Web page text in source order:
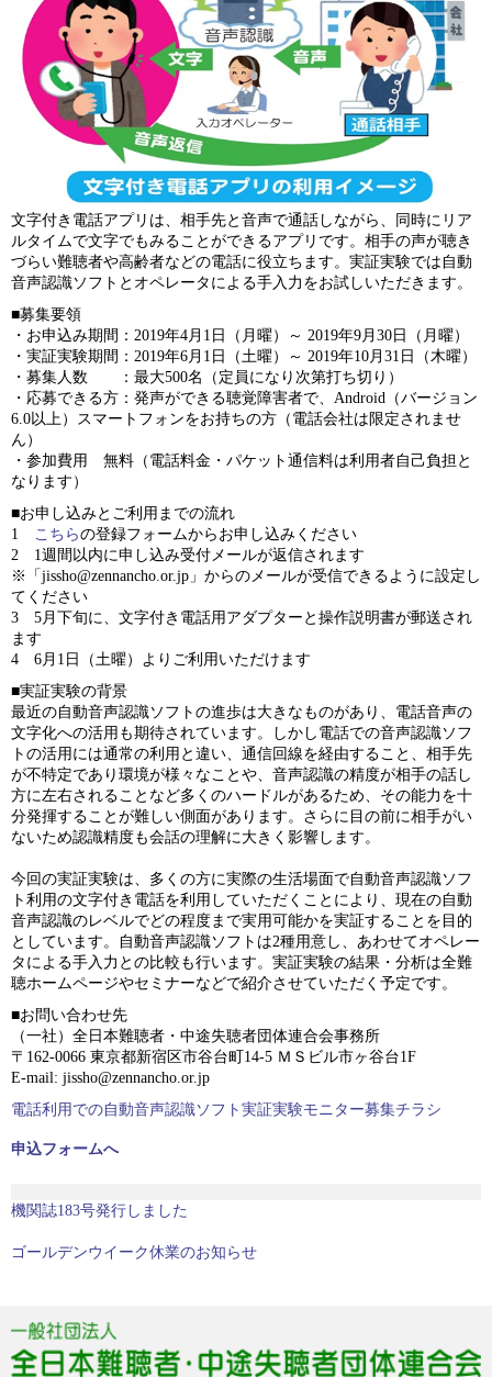
文字付き電話アプリは、相手先と音声で通話しながら、同時にリア
ルタイムで文字でもみることができるアプリです。相手の声が聴き
づらい難聴者や高齢者などの電話に役立ちます。実証実験では自動
音声認識ソフトとオペレータによる手入力をお試しいただきます。
■募集要領
・お申込み期間：2019年4月1日（月曜）～ 2019年9月30日（月曜）
・実証実験期間：2019年6月1日（土曜）～ 2019年10月31日（木曜）
・募集人数 ：最大500名（定員になり次第打ち切り）
・応募できる方：発声ができる聴覚障害者で、Android（バージョン
6.0以上）スマートフォンをお持ちの方（電話会社は限定されませ
ん）
・参加費用 無料（電話料金・パケット通信料は利用者自己負担と
なります）
■お申し込みとご利用までの流れ
1 こちらの登録フォームからお申し込みください
2 1週間以内に申し込み受付メールが返信されます
※「jissho@zennancho.or.jp」からのメールが受信できるように設定し
てください
3 5月下旬に、文字付き電話用アダプターと操作説明書が郵送され
ます
4 6月1日（土曜）よりご利用いただけます
■実証実験の背景
最近の自動音声認識ソフトの進歩は大きなものがあり、電話音声の
文字化への活用も期待されています。しかし電話での音声認識ソフ
トの活用には通常の利用と違い、通信回線を経由すること、相手先
が不特定であり環境が様々なことや、音声認識の精度が相手の話し
方に左右されることなど多くのハードルがあるため、その能力を十
分発揮することが難しい側面があります。さらに目の前に相手がい
ないため認識精度も会話の理解に大きく影響します。
今回の実証実験は、多くの方に実際の生活場面で自動音声認識ソフ
ト利用の文字付き電話を利用していただくことにより、現在の自動
音声認識のレベルでどの程度まで実用可能かを実証することを目的
としています。自動音声認識ソフトは2種用意し、あわせてオペレー
タによる手入力との比較も行います。実証実験の結果・分析は全難
聴ホームページやセミナーなどで紹介させていただく予定です。
■お問い合わせ先
（一社）全日本難聴者・中途失聴者団体連合会事務所
〒162-0066 東京都新宿区市谷台町14-5 ＭＳビル市ヶ谷台1F
E-mail: jissho@zennancho.or.jp
電話利用での自動音声認識ソフト実証実験モニター募集チラシ
申込フォームへ
過
の
機関誌183号発行しました
次
ゴールデンウイーク休業のお知らせ